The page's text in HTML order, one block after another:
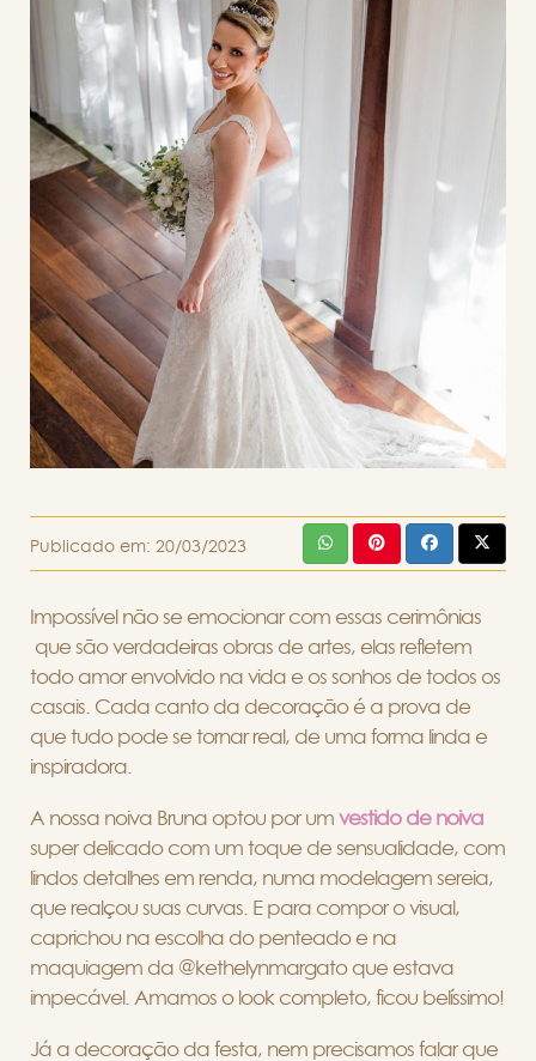
Publicado em: 20/03/2023
Impossível não se emocionar com essas cerimônias
que são verdadeiras obras de artes, elas refletem
todo amor envolvido na vida e os sonhos de todos os
casais. Cada canto da decoração é a prova de
que tudo pode se tornar real, de uma forma linda e
inspiradora.
A nossa noiva Bruna optou por um vestido de noiva
super delicado com um toque de sensualidade, com
lindos detalhes em renda, numa modelagem sereia,
que realçou suas curvas. E para compor o visual,
caprichou na escolha do penteado e na
maquiagem da @kethelynmargato que estava
impecável. Amamos o look completo, ficou belíssimo!
Já a decoração da festa, nem precisamos falar que